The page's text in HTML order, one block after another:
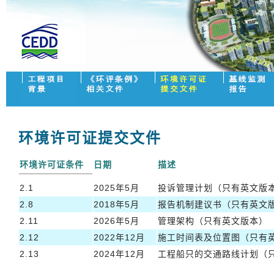
环境许可证提交文件
环境许可证条件 日期 描述
2.1 2025年5月
投诉管理计划（只有英文版
2.8
2018年5月
报告机制建议书（只有英文
2.11
2026年5月
管理架构（只有英文版本）
2.12
2022年12月
施工时间表及位置图（只有
2.13
2024年12月
工程船只的交通路线计划（